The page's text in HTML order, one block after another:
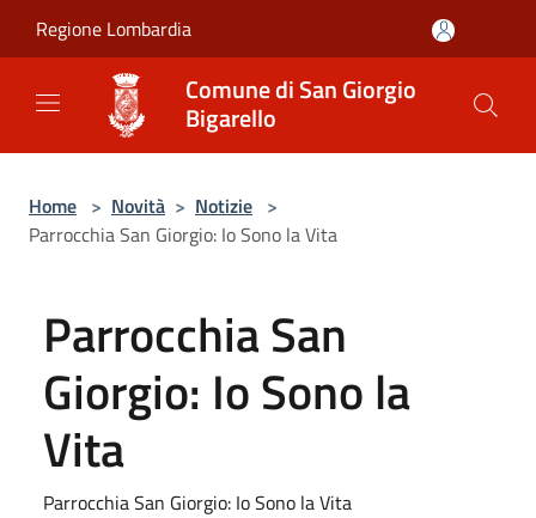
Regione Lombardia
Comune di San Giorgio
Bigarello
Home > Novità > Notizie >
Parrocchia San Giorgio: Io Sono la Vita
Parrocchia San
Giorgio: Io Sono la
Vita
Parrocchia San Giorgio: Io Sono la Vita